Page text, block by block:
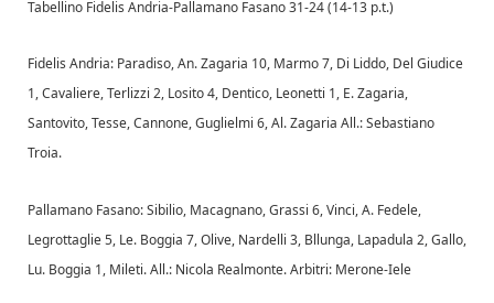
Tabellino Fidelis Andria-Pallamano Fasano 31-24 (14-13 p.t.)
Fidelis Andria: Paradiso, An. Zagaria 10, Marmo 7, Di Liddo, Del Giudice
1, Cavaliere, Terlizzi 2, Losito 4, Dentico, Leonetti 1, E. Zagaria,
Santovito, Tesse, Cannone, Guglielmi 6, Al. Zagaria All.: Sebastiano
Troia.
Pallamano Fasano: Sibilio, Macagnano, Grassi 6, Vinci, A. Fedele,
Legrottaglie 5, Le. Boggia 7, Olive, Nardelli 3, Bllunga, Lapadula 2, Gallo,
Lu. Boggia 1, Mileti. All.: Nicola Realmonte. Arbitri: Merone-Iele